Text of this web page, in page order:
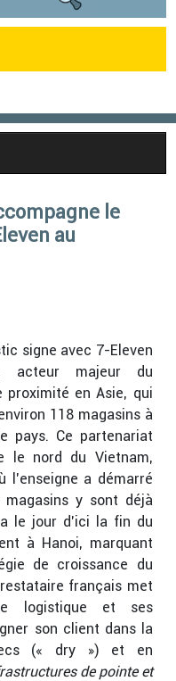
le
au
signe avec 7-Eleven
acteur majeur du
proximité en Asie, qui
118 magasins à
pays. Ce partenariat
le nord du Vietnam,
l’enseigne a démarré
y sont déjà
le jour d’ici la fin du
à Hanoi, marquant
de croissance du
français met
logistique et ses
son client dans la
(« dry ») et en
de pointe et